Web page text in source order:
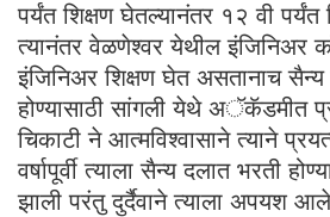
पर्यंत शिक्षण घेतल्यानंतर १२ वी पर्यंत
त्यानंतर वेळणेश्वर येथील इंजिनिअर
इंजिनिअर शिक्षण घेत असतानाच सैन्य
होण्यासाठी सांगली येथे अॅकॅडमीत
चिकाटी ने आत्मविश्वासाने त्याने
वर्षापूर्वी त्याला सैन्य दलात भरती
झाली परंतु दुर्दैवाने त्याला अपयश